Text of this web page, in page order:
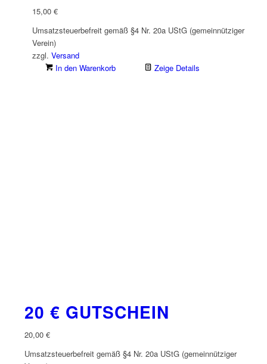
15,00 €
Umsatzsteuerbefreit gemäß §4 Nr. 20a UStG (gemeinnütziger
Verein)
zzgl. Versand
In den Warenkorb
Zeige Details
20 € GUTSCHEIN
20,00 €
Umsatzsteuerbefreit gemäß §4 Nr. 20a UStG (gemeinnütziger